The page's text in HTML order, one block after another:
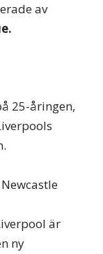
av
25-åringen,
är
ny